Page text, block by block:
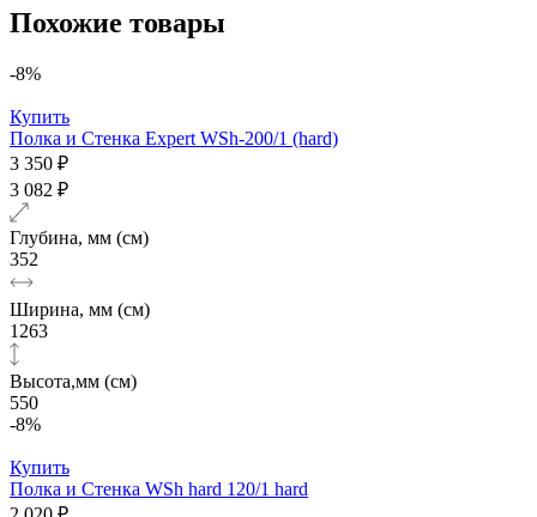
Похожие товары
-8%
Купить
Полка и Стенка Expert WSh-200/1 (hard)
3 350 ₽
3 082 ₽
Глубина, мм (см)
352
Ширина, мм (см)
1263
Высота,мм (см)
550
-8%
Купить
Полка и Стенка WSh hard 120/1 hard